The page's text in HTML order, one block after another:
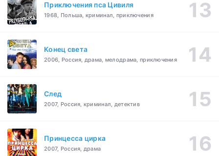
Приключения пса Цивиля
1968, Польша, криминал, приключения
Конец света
2006, Россия, драма, мелодрама, приключения
След
2007, Россия, криминал, детектив
Принцесса цирка
2007, Россия, драма